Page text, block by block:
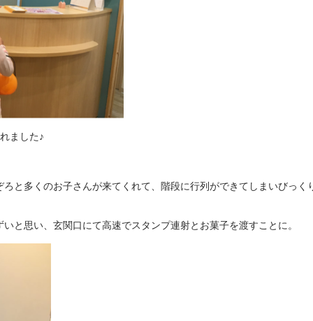
ました♪
と多くのお子さんが来てくれて、階段に行列ができてしまいびっく
と思い、玄関口にて高速でスタンプ連射とお菓子を渡すことに。